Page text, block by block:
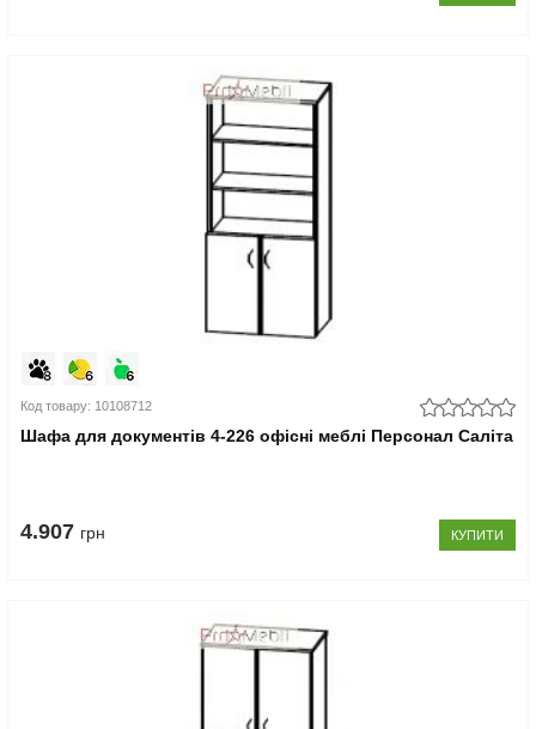
Код товару: 10108712
Шафа для документів 4-226 офісні меблі Персонал Саліта
4.907 грн КУПИТИ